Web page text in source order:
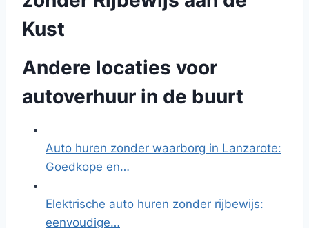
Kust
Andere locaties voor
autoverhuur in de buurt
Auto huren zonder waarborg in Lanzarote:
Goedkope en…
Elektrische auto huren zonder rijbewijs:
eenvoudige…